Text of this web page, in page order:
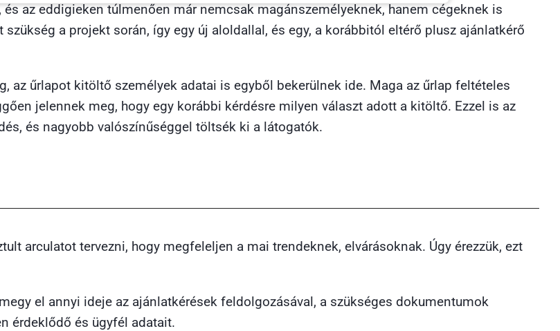
az eddigieken túlmenően már nemcsak magánszemélyeknek, hanem cégeknek is
a projekt során, így egy új aloldallal, és egy, a korábbitól eltérő plusz ajánlatkérő
az űrlapot kitöltő személyek adatai is egyből bekerülnek ide. Maga az űrlap feltételes
jelennek meg, hogy egy korábbi kérdésre milyen választ adott a kitöltő. Ezzel is az
és nagyobb valószínűséggel töltsék ki a látogatók.
arculatot tervezni, hogy megfeleljen a mai trendeknek, elvárásoknak. Úgy érezzük, ezt
el annyi ideje az ajánlatkérések feldolgozásával, a szükséges dokumentumok
érdeklődő és ügyfél adatait.